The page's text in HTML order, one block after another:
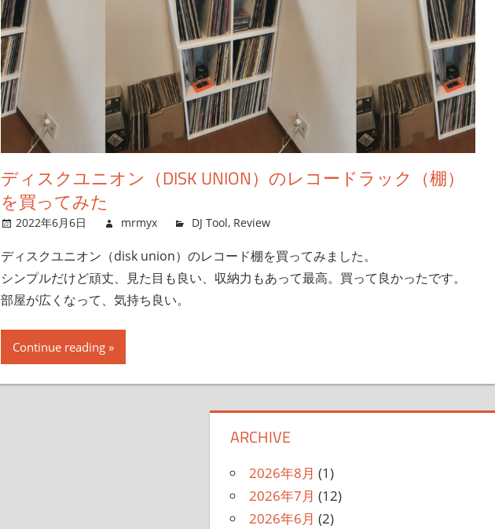
ディスクユニオン（DISK UNION）のレコードラック（棚）
を買ってみた
2022年6月6日 mrmyx DJ Tool, Review
ディスクユニオン（disk union）のレコード棚を買ってみました。
シンプルだけど頑丈、見た目も良い、収納力もあって最高。買って良かったです。
部屋が広くなって、気持ち良い。
Continue reading
ARCHIVE
2026年8月 (1)
2026年7月 (12)
2026年6月 (2)